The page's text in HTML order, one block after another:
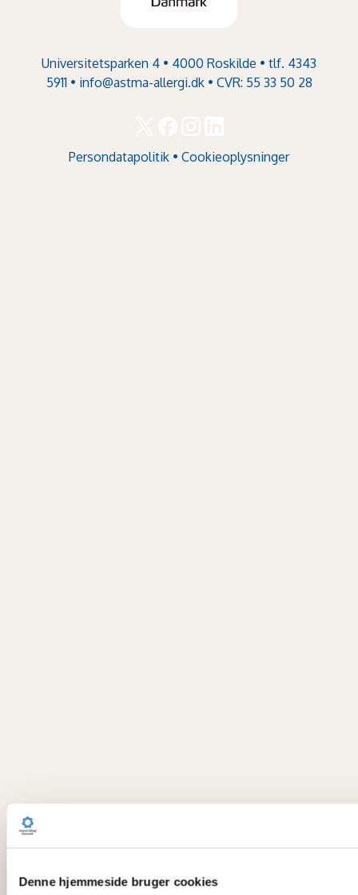
Denne hjemmeside bruger cookies
Universitetsparken 4 • 4000 Roskilde • tlf. 4343
5911 • info@astma-allergi.dk• CVR: 55 33 50 28
Persondatapolitik • Cookieoplysninger